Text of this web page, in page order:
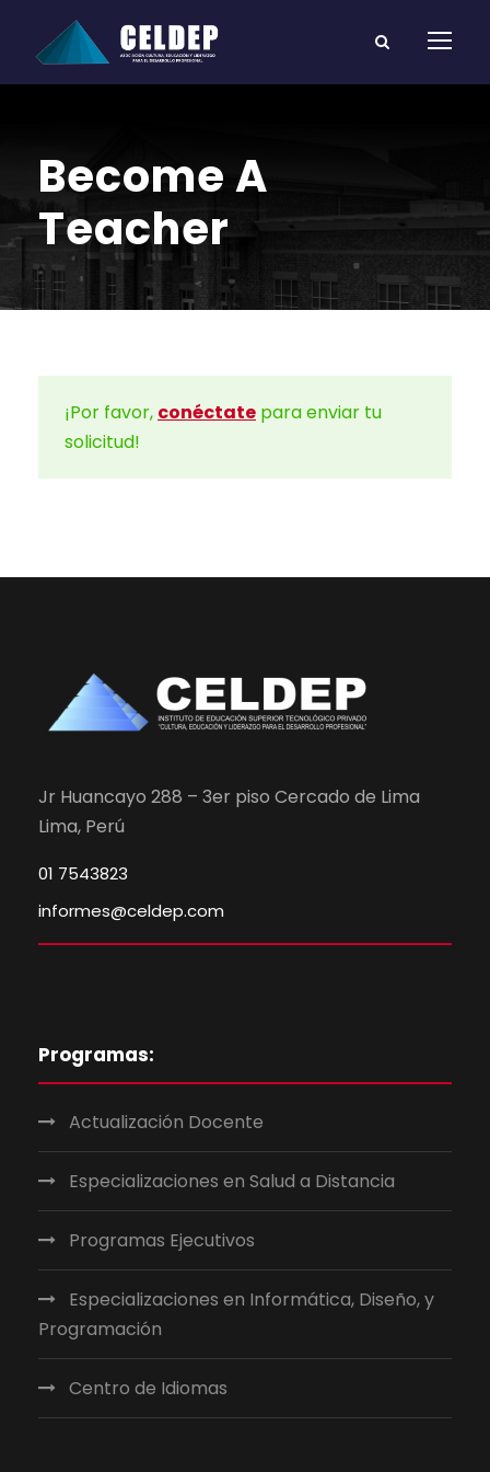
Become A
Teacher
¡Por favor, conéctate para enviar tu
solicitud!
Jr Huancayo 288 – 3er piso Cercado de Lima
Lima, Perú
01 7543823
informes@celdep.com
Programas:
Actualización Docente
Especializaciones en Salud a Distancia
Programas Ejecutivos
Especializaciones en Informática, Diseño, y
Programación
Centro de Idiomas